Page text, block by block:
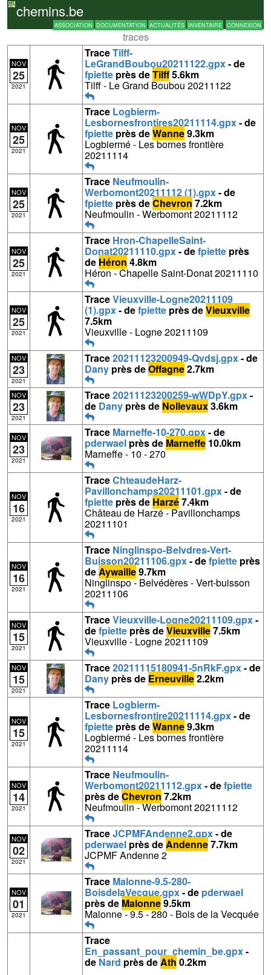
chemins.be
ASSOCIATION DOCUMENTATION ACTUALITÉS INVENTAIRE CONNEXION
traces
NOV
25
2021
TraceTilff-
LeGrandBoubou20211122.gpx- de
fpiette près deTilff5.6km
Tilff - Le Grand Boubou 20211122
NOV
25
2021
Trace Logbierm-
Lesbornesfrontires20211114.gpx- de
fpiette près deWanne9.3km
Logbiermé - Les bornes frontière
20211114
NOV
25
2021
Trace Neufmoulin-
Werbomont20211112 (1).gpx- de
fpiette près deChevron 7.2km
Neufmoulin - Werbomont 20211112
NOV
25
2021
Trace Hron-ChapelleSaint-
Donat20211110.gpx- defpiette près
de Héron 4.8km
Héron - Chapelle Saint-Donat 20211110
NOV
25
2021
TraceVieuxville-Logne20211109
(1).gpx- defpiette près deVieuxville
7.5km
Vieuxville - Logne 20211109
NOV
23
2021
Trace20211123200949-Qvdsj.gpx- de
Dany près deOffagne2.7km
NOV
23
2021
Trace20211123200259-wWDpY.gpx-
de Dany près de Nollevaux3.6km
NOV
23
2021
Trace Marneffe-10-270.gpx- de
pderwael près de Marneffe 10.0km
Marneffe - 10 - 270
NOV
16
2021
TraceChteaudeHarz-
Pavillonchamps20211101.gpx- de
fpiette près de Harzé7.4km
Château de Harzé - Pavillonchamps
20211101
NOV
16
2021
Trace Ninglinspo-Belvdres-Vert-
Buisson20211106.gpx- defpiette près
deAywaille9.7km
Ninglinspo - Belvédères - Vert-buisson
20211106
NOV
15
2021
TraceVieuxville-Logne20211109.gpx-
defpiette près deVieuxville7.5km
Vieuxville - Logne 20211109
NOV
15
2021
Trace20211115180941-5nRkF.gpx- de
Dany près de Erneuville2.2km
NOV
15
2021
Trace Logbierm-
Lesbornesfrontire20211114.gpx- de
fpiette près deWanne9.3km
Logbiermé - Les bornes frontière
20211114
NOV
14
2021
Trace Neufmoulin-
Werbomont20211112.gpx- defpiette
près deChevron 7.2km
Neufmoulin - Werbomont 20211112
NOV
02
2021
TraceJCPMFAndenne2.gpx- de
pderwael près deAndenne7.7km
JCPMF Andenne 2
NOV
01
2021
Trace Malonne-9.5-280-
BoisdelaVecque.gpx- de pderwael
près de Malonne9.5km
Malonne - 9.5 - 280 - Bois de la Vecquée
Trace
En_passant_pour_chemin_be.gpx-
de Nard près deAth 0.2km